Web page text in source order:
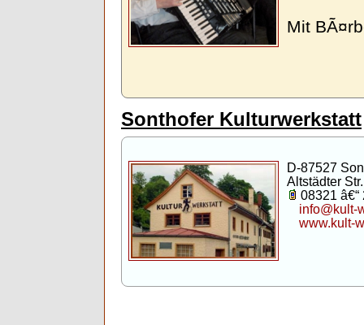
Mit
Sonthofer Kulturwerkstatt
D-87527
Altstädter
08321 â€“
info@kult-
www.kult-